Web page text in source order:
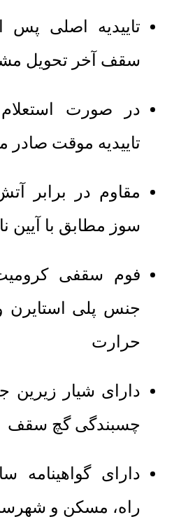
تاییدیه اصلی پس
سقف آخر تحویل
در صورت
تاییدیه موقت صادر
مقاوم در برابر
سوز مطابق با آیین
فوم سقفی کرومیت
جنس پلی
حرارت
دارای شیار
چسبندگی گچ سقف
دارای گواهینامه
راه، مسکن و